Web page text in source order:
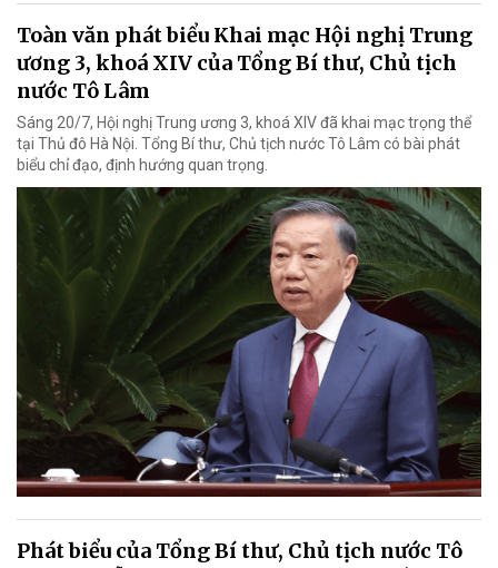
Toàn văn phát biểu Khai mạc Hội nghị Trung
ương 3, khoá XIV của Tổng Bí thư, Chủ tịch
nước Tô Lâm
Sáng 20/7, Hội nghị Trung ương 3, khoá XIV đã khai mạc trọng thể
tại Thủ đô Hà Nội. Tổng Bí thư, Chủ tịch nước Tô Lâm có bài phát
biểu chỉ đạo, định hướng quan trọng.
Phát biểu của Tổng Bí thư, Chủ tịch nước Tô